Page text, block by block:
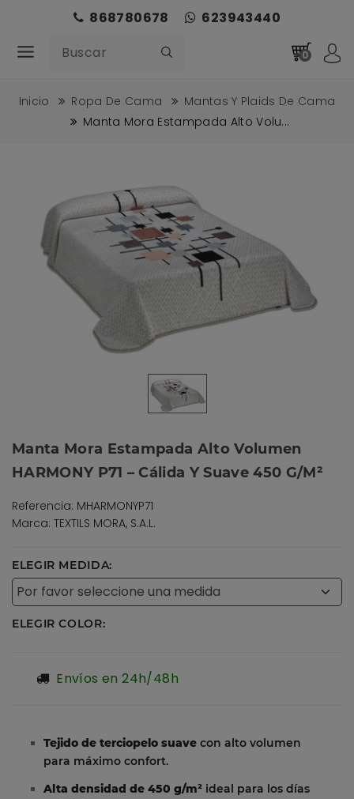
868780678 623943440
0
Inicio Ropa De Cama
Mantas Y Plaids De Cama
Manta Mora Estampada Alto Volu...
Manta Mora Estampada Alto Volumen
HARMONY P71 – Cálida Y Suave 450 G/m²
Referencia: MHARMONYP71
Marca: TEXTILS MORA, S.A.L.
ELEGIR MEDIDA:
ELEGIR COLOR:
Envíos en 24h/48h
Tejido de terciopelo suave con alto volumen
para máximo confort.
Alta densidad de 450 g/m² ideal para los días